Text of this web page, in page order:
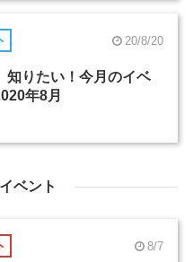
20/8/20
知りたい！今月のイベ
年8月
ベント
8/7